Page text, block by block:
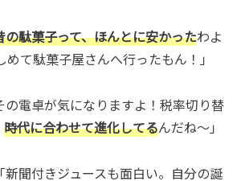
の駄菓子って、ほんとに安かったわよ
て駄菓子屋さんへ行ったもん！」
の電卓が気になりますよ！税率切り替
時代に合わせて進化してるんだね～」
新聞付きジュースも面白い。自分の誕